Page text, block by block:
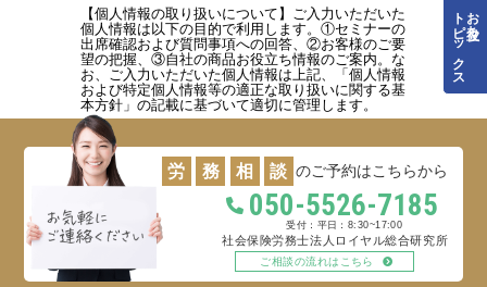
【個人情報の取り扱いについて】ご入力いただいた
個人情報は以下の目的で利用します。①セミナーの
出席確認および質問事項への回答、②お客様のご要
望の把握、③自社の商品お役立ち情報のご案内。な
お、ご入力いただいた個人情報は上記、「個人情報
および特定個人情報等の適正な取り扱いに関する基
本方針」の記載に基づいて適切に管理します。
労 務 相 談 のご予約はこちらから
050-5526-7185
平日：8:30~17:00
社会保険労務士法人ロイヤル総合研究所
ご相談の流れはこちら
お役立ち
トピックス